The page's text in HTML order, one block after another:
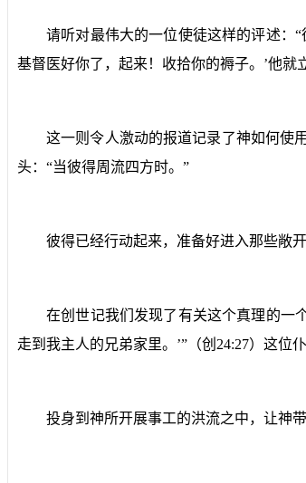
请听对最伟大的一位使徒这样的评述：“
基督医好你了，起来！收拾你的褥子。’他就
这一则令人激动的报道记录了神如何使
头：“当彼得周流四方时。 ”
彼得已经行动起来，准备好进入那些敞
在创世记我们发现了有关这个真理的一
走到我主人的兄弟家里。’”（创 24:27）这位
投身到神所开展事工的洪流之中，让神